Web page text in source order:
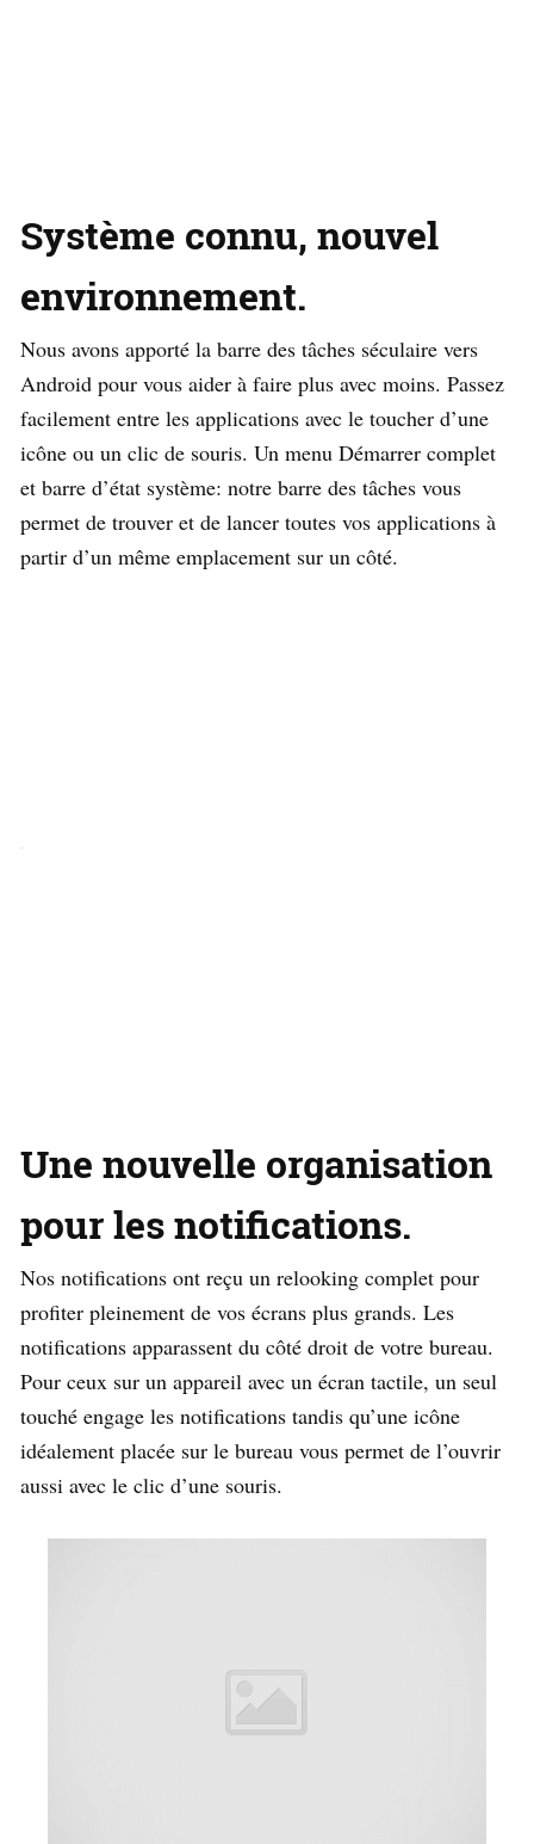
Système connu, nouvel
environnement.
Nous avons apporté la barre des tâches séculaire vers
Android pour vous aider à faire plus avec moins. Passez
facilement entre les applications avec le toucher d’une
icône ou un clic de souris. Un menu Démarrer complet
et barre d’état système: notre barre des tâches vous
permet de trouver et de lancer toutes vos applications à
partir d’un même emplacement sur un côté.
Une nouvelle organisation
pour les notifications.
Nos notifications ont reçu un relooking complet pour
profiter pleinement de vos écrans plus grands. Les
notifications apparassent du côté droit de votre bureau.
Pour ceux sur un appareil avec un écran tactile, un seul
touché engage les notifications tandis qu’une icône
idéalement placée sur le bureau vous permet de l’ouvrir
aussi avec le clic d’une souris.